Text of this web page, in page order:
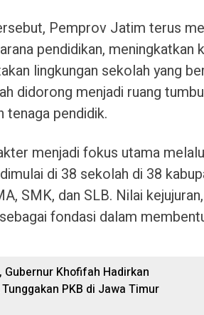
Pemprov Jatim terus
pendidikan, meningkatkan
lingkungan sekolah yang
didorong menjadi ruang
tenaga pendidik.
menjadi fokus utama
di 38 sekolah di 38
SMK, dan SLB. Nilai
fondasi dalam
Gubernur Khofifah Hadirkan
PKB di Jawa Timur